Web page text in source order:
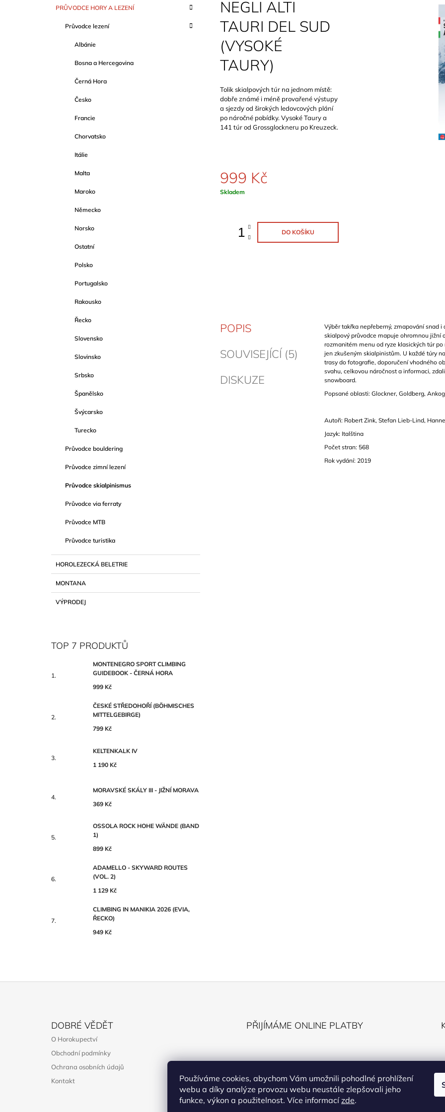
Používáme cookies, abychom Vám umožnili pohodlné prohlížení
webu a díky analýze provozu webu neustále zlepšovali jeho
funkce, výkon a použitelnost. Více informacízde.
kategorie
APRŮVODCE HORY A LEZENÍ
Průvodce lezení
Albánie
Bosna a Hercegovina
Černá Hora
Česko
Francie
Chorvatsko
Itálie
Malta
Maroko
Německo
Norsko
Ostatní
Polsko
Portugalsko
Rakousko
Řecko
Slovensko
Slovinsko
Srbsko
Španělsko
Švýcarsko
Turecko
Průvodce bouldering
Průvodce zimní lezení
Průvodce skialpinismus
Průvodce via ferraty
Průvodce MTB
Průvodce turistika
HOROLEZECKÁ BELETRIE
MONTANA
VÝPRODEJ
TOP 7 PRODUKTŮ
MONTENEGRO SPORT CLIMBING
GUIDEBOOK - ČERNÁ HORA
999 Kč
ČESKÉ STŘEDOHOŘÍ (BÖHMISCHES
MITTELGEBIRGE)
799 Kč
KELTENKALK IV
1 190 Kč
MORAVSKÉ SKÁLY III - JIŽNÍ MORAVA
369 Kč
OSSOLA ROCK HOHE WÄNDE (BAND
1)
899 Kč
ADAMELLO - SKYWARD ROUTES
(VOL. 2)
1 129 Kč
CLIMBING IN MANIKIA 2026 (EVIA,
ŘECKO)
949 Kč
NEGLI ALTI
TAURI DEL SUD
(VYSOKÉ
TAURY)
Tolik skialpových túr na jednom místě:
dobře známé i méně provařené výstupy
a sjezdy od širokých ledovcových plání
po náročné pobídky. Vysoké Taury a
141 túr od Grossglockneru po Kreuzeck.
999 Kč
Měrná
Skladem
DO KOŠÍKU
POPIS
SOUVISEJÍCÍ (5)
DISKUZE
Výběr takřka nepřeberný, zmapování snad i
skialpový průvodce mapuje ohromnou jižní
rozmanitém menu od ryze klasických túr
jen zkušeným skialpinistům. U každé túry
trasy do fotografie, doporučení vhodného
svahu, celkovou náročnost a informaci,
snowboard.
Popsané oblasti: Glockner, Goldberg,
Autoři: Robert Zink, Stefan Lieb-Lind,
Jazyk: Italština
Počet stran: 568
Rok vydání: 2019
999 Kč
799 Kč
DOBRÉ VĚDĚT
O Horokupectví
Obchodní podmínky
Ochrana osobních údajů
Kontakt
PŘIJÍMÁME ONLINE PLATBY